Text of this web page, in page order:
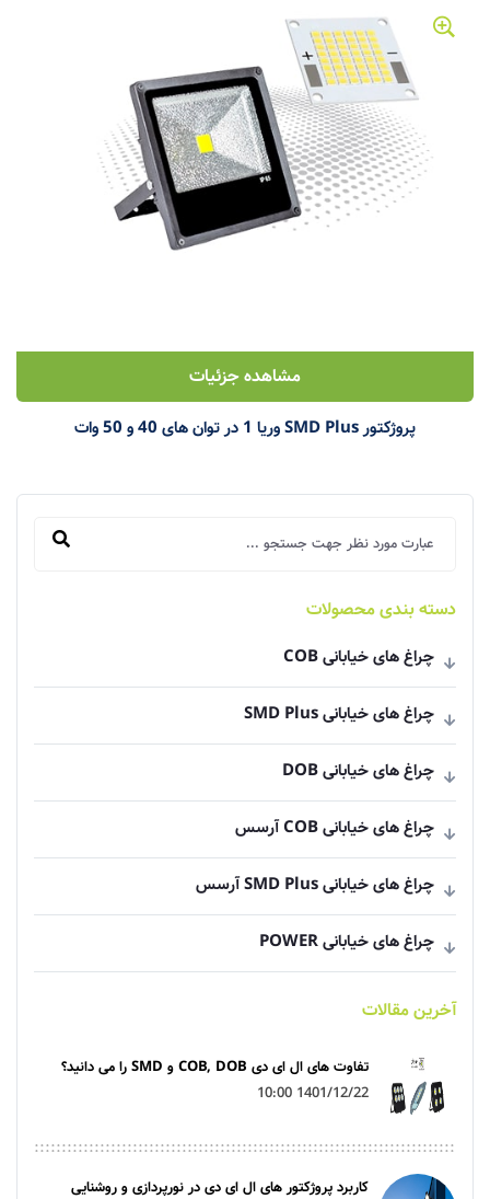
مشاهده جزئیات
پروژکتور SMD Plus وریا 1 در توان های 40 و 50 وات
دسته بندی محصولات
چراغ های خیابانی COB
چراغ های خیابانی SMD Plus
چراغ های خیابانی DOB
چراغ های خیابانی COB آرسس
چراغ های خیابانی SMD Plus آرسس
چراغ های خیابانی POWER
آخرین مقالات
تفاوت های ال ای دی COB, DOB و SMD را می دانید؟
1401/12/22 10:00
کاربرد پروژکتور های ال ای دی در نورپردازی و روشنایی